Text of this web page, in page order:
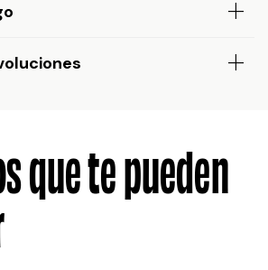
que te pueden